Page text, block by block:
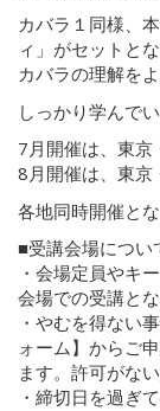
カバラ１同様、
ィ」がセットとな
カバラの理解を
しっかり学んで
7月開催は、東
8月開催は、東京
各地同時開催とな
■受講会場につい
・会場定員やキ
会場での受講とな
・やむを得ない
ォーム】からご
ます。許可がな
・締切日を過ぎ